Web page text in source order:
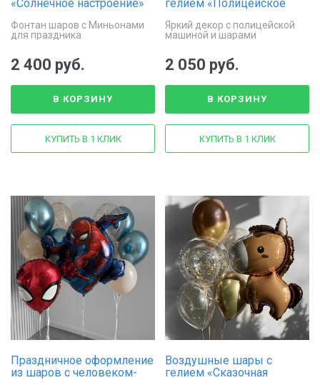
«Солнечное настроение»
Фонтан шаров с Миньонами
для праздника
2 400 руб.
В КОРЗИНУ
КУПИТЬ В 1 КЛИК
гелием «Полицейское
Яркий декор с полицейской
машиной и шарами
2 050 руб.
В КОРЗИНУ
КУПИТЬ В 1 КЛИК
Праздничное оформление
из шаров с человеком-
Воздушные шары с
гелием «Сказочная